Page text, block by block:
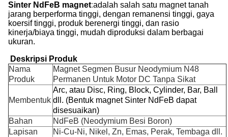
Sinter NdFeB magnet:adalah salah satu magnet tanah
jarang berperforma tinggi, dengan remanensi tinggi, gaya
koersif tinggi, produk berenergi tinggi, dan rasio
kinerja/biaya tinggi, mudah diproduksi dalam berbagai
ukuran.
Deskripsi Produk
Nama
Produk
Magnet Segmen Busur Neodymium N48
Permanen Untuk Motor DC Tanpa Sikat
Membentuk
Arc, atau Disc, Ring, Block, Cylinder, Bar, Ball
dll. (Bentuk magnet Sinter NdFeB dapat
disesuaikan)
Bahan
NdFeB (Neodymium Besi Boron)
Lapisan
Ni-Cu-Ni, Nikel, Zn, Emas, Perak, Tembaga dll.